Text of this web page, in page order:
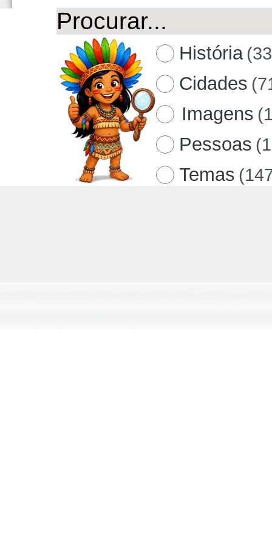
História
Cidades
Imagens
Pessoas
Temas